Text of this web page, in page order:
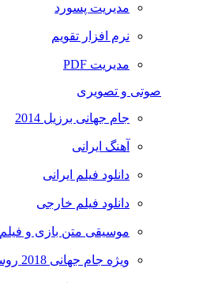
مدیریت پسورد
نرم افزار تقویم
مدیریت PDF
صوتی و تصویری
جام جهانی برزیل 2014
آهنگ ایرانی
دانلود فیلم ایرانی
دانلود فیلم خارجی
موسیقی متن بازی و فیلم
ویژه جام جهانی 2018 روسیه